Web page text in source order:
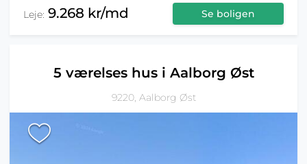
Leje: 9.268 kr/md Se boligen
5 værelses hus i Aalborg Øst
9220, Aalborg Øst